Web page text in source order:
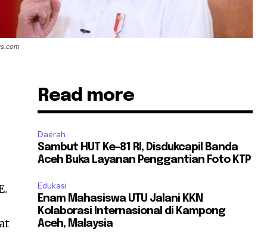
Read more
Daerah
Sambut HUT Ke-81 RI, Disdukcapil Banda
Aceh Buka Layanan Penggantian Foto KTP
Edukasi
Enam Mahasiswa UTU Jalani KKN
Kolaborasi Internasional di Kampong
Aceh, Malaysia